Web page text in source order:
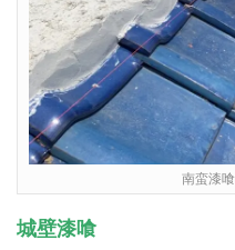
南蛮漆
城壁漆喰